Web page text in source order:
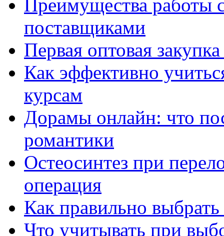
Преимущества работы
поставщиками
Первая оптовая
Как эффективно
курсам
Дорамы онлайн: что
романтики
Остеосинтез при
операция
Как правильно
Что учитывать при